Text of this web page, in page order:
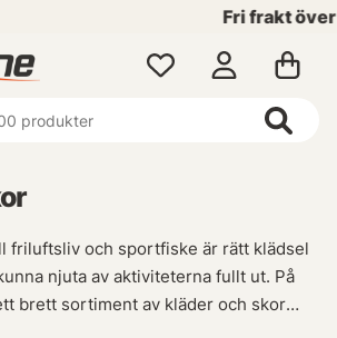
friluftsliv och sportfiske är rätt klädsel
njuta av aktiviteterna fullt ut. På
brett sortiment av kläder och skor